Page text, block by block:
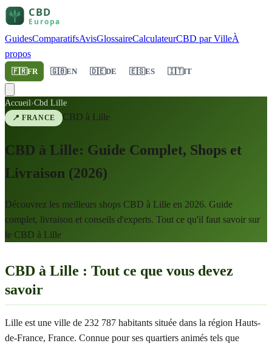
GuidesComparatifsAvisGlossaireCalculateurCBD par VilleÀ
propos
🇫🇷FR 🇬🇧EN 🇩🇪DE 🇪🇸ES 🇮🇹IT
Accueil›Cbd Lille
📍FRANCE CBD à Lille
CBD à Lille: Guide Complet, Shops et
Livraison (2026)
Découvrez les meilleurs shops CBD à Lille en 2026. Guide
complet, livraison et conseils d'experts. Tout ce qu'il faut savoir sur
le CBD à Lille
CBD à Lille : Tout ce que vous devez
savoir
Lille est une ville de 232 787 habitants située dans la région Hauts-
de-France, France. Connue pour ses quartiers animés tels que